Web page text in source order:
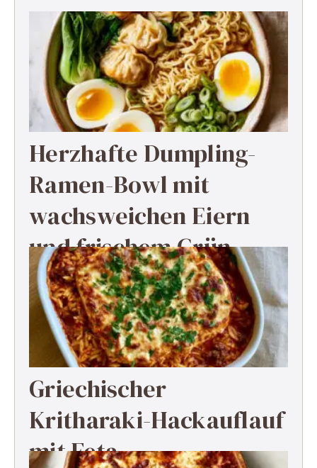
Herzhafte Dumpling-
Ramen-Bowl mit
wachsweichen Eiern
und frischem Grün
Griechischer
Kritharaki-Hackauflauf
mit Feta